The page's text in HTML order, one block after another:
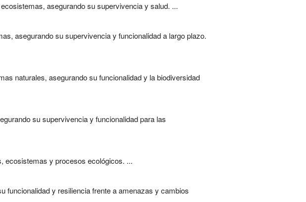
asegurando su supervivencia y salud. ...
asegurando su supervivencia y funcionalidad a largo plazo.
naturales, asegurando su funcionalidad y la biodiversidad
su supervivencia y funcionalidad para las
ecosistemas y procesos ecológicos. ...
funcionalidad y resiliencia frente a amenazas y cambios